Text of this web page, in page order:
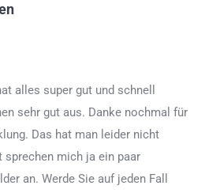
alles super gut und schnell
sehr gut aus. Danke nochmal für
Das hat man leider nicht
sprechen mich ja ein paar
an. Werde Sie auf jeden Fall